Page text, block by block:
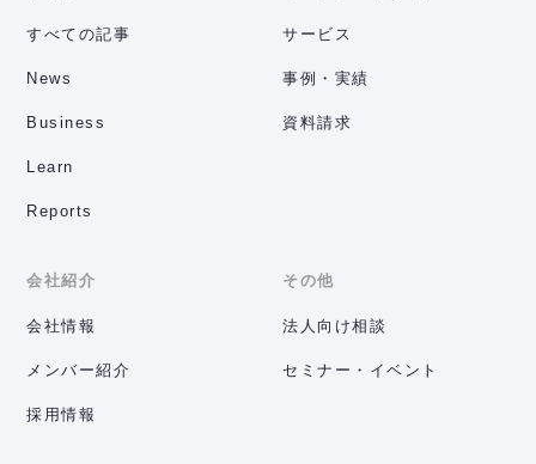
すべての記事
News
Business
Learn
Reports
サービス
事例・実績
資料請求
会社紹介
会社情報
メンバー紹介
採用情報
その他
法人向け相談
セミナー・イベント